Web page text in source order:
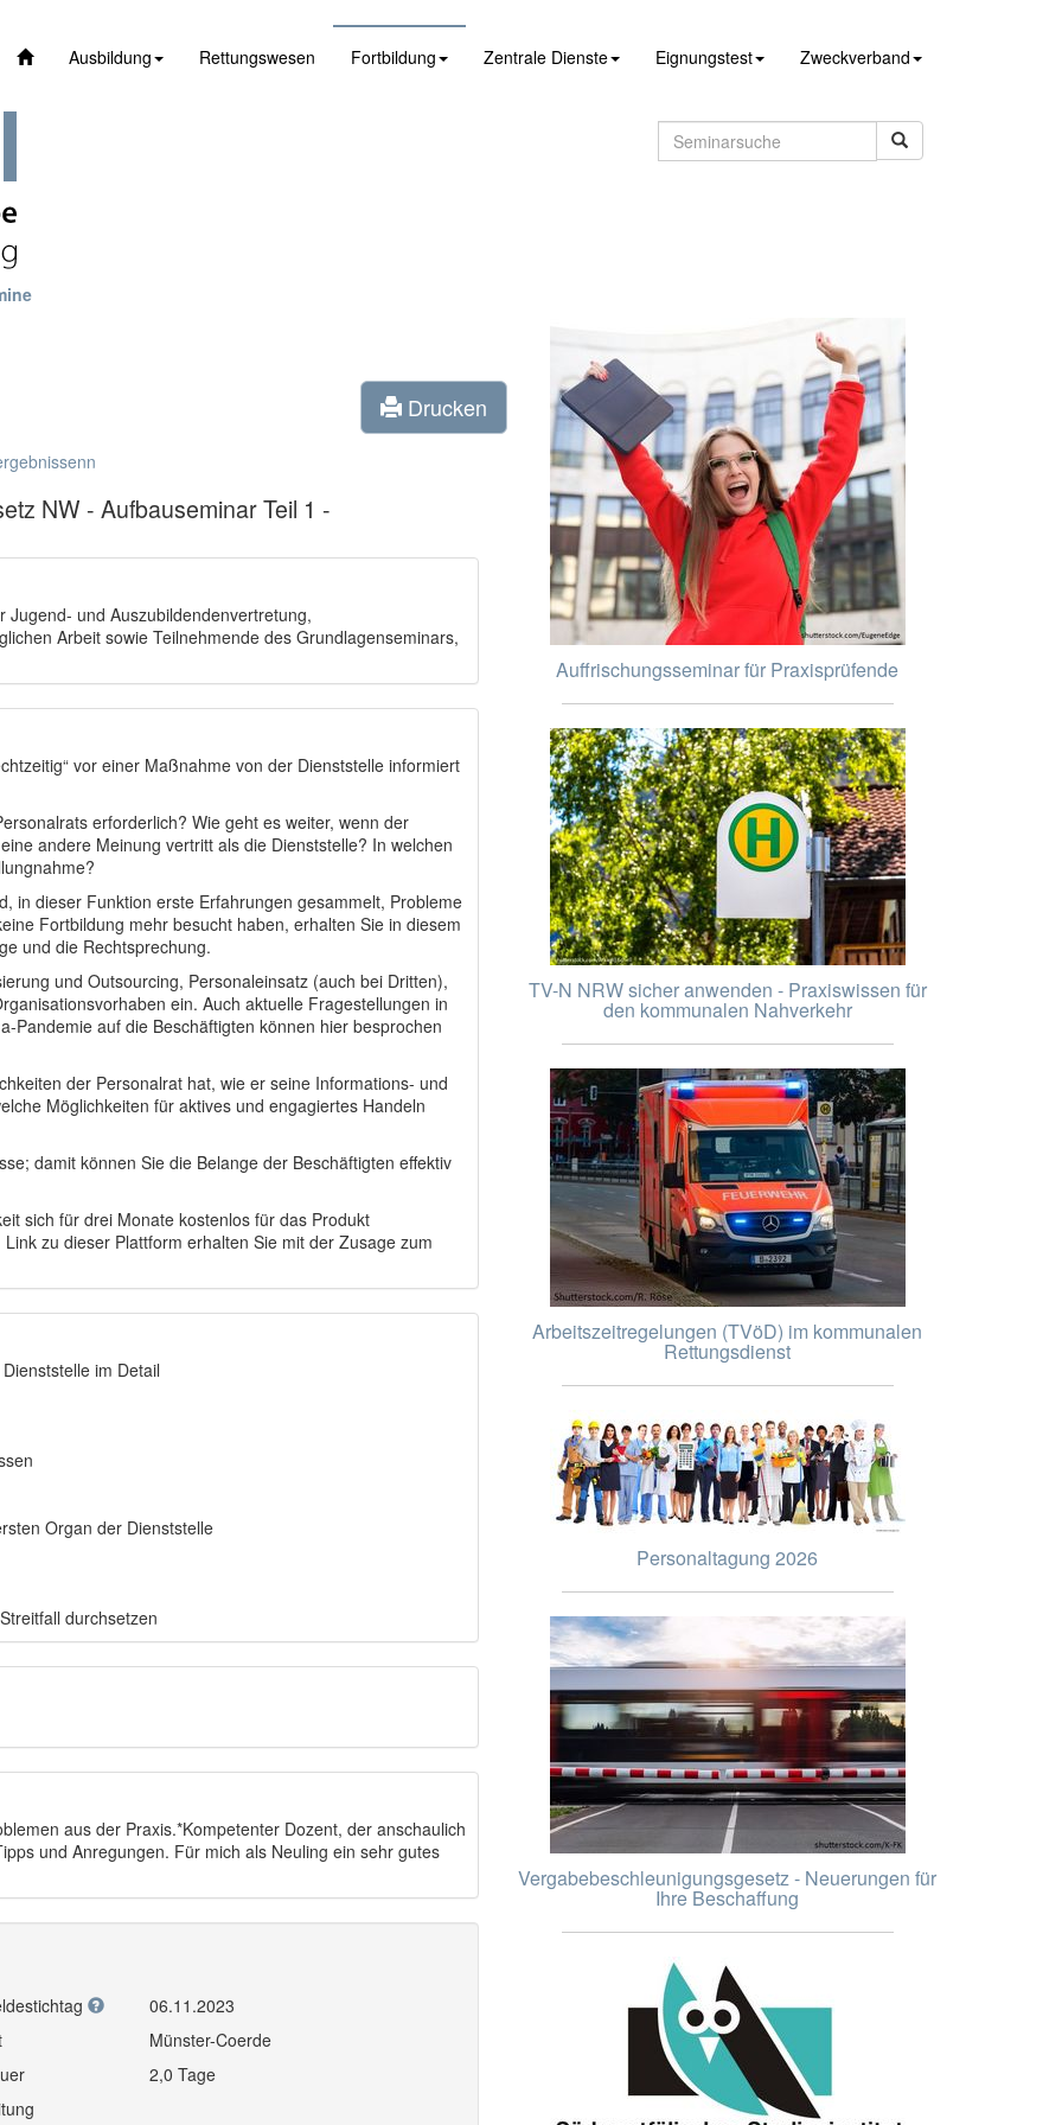
Ausbildung Rettungswesen Fortbildung Zentrale Dienste Eignungstest Zweckverband
Drucken
NW - Aufbauseminar Teil 1 -
Jugend- und Auszubildendenvertretung,
Arbeit sowie Teilnehmende des Grundlagenseminars,
vor einer Maßnahme von der Dienststelle informiert
erforderlich? Wie geht es weiter, wenn der
andere Meinung vertritt als die Dienststelle? In welchen
in dieser Funktion erste Erfahrungen gesammelt, Probleme
Fortbildung mehr besucht haben, erhalten Sie in diesem
und die Rechtsprechung.
und Outsourcing, Personaleinsatz (auch bei Dritten),
ein. Auch aktuelle Fragestellungen in
Pandemie auf die Beschäftigten können hier besprochen
der Personalrat hat, wie er seine Informations- und
Möglichkeiten für aktives und engagiertes Handeln
damit können Sie die Belange der Beschäftigten effektiv
sich für drei Monate kostenlos für das Produkt
zu dieser Plattform erhalten Sie mit der Zusage zum
im Detail
Organ der Dienststelle
durchsetzen
aus der Praxis.*Kompetenter Dozent, der anschaulich
und Anregungen. Für mich als Neuling ein sehr gutes
06.11.2023
Münster-Coerde
2,0 Tage
Auffrischungsseminar für Praxisprüfende
TV-N NRW sicher anwenden - Praxiswissen für
den kommunalen Nahverkehr
Arbeitszeitregelungen (TVöD) im kommunalen
Rettungsdienst
Personaltagung 2026
Vergabebeschleunigungsgesetz - Neuerungen für
Ihre Beschaffung